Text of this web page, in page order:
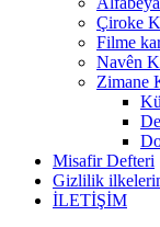
Çiroke
Filme
Navên
Zimane
Misafir Defteri
Gizlilik
İLETİŞİM